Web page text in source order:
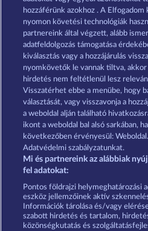
Fancy Fruits
Részvételi
Adatkezelési
A cég GYIK
hozzáférünk azokhoz . A
nyomon követési technológiák
partnereink által végzett, alább
adatfeldolgozás támogatása
kiválasztás vagy a hozzájárulás
nyomkövetők le vannak tiltva,
hirdetés nem feltétlenül lesz
Visszatérhet ebbe a menübe, hogy
választását, vagy visszavonja a
a weboldal alján található
ikont a weboldal bal alsó sarkában,
következőben érvényesül:
Adatvédelmi szabályzatunkat.
Mi és partnereink az alábbiak
fel adatokat:
Pontos földrajzi helymeghatározási
eszköz jellemzőinek aktív
Információk tárolása és/vagy
szabott hirdetés és tartalom,
közönségkutatás és